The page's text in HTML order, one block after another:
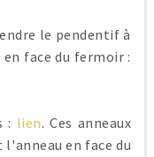
le pendentif à
face du fermoir :
: lien. Ces anneaux
en face du